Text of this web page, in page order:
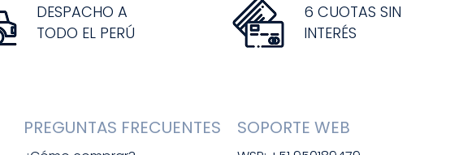
DESPACHO A
TODO EL PERÚ
6 CUOTAS SIN
INTERÉS
PREGUNTAS FRECUENTES SOPORTE WEB